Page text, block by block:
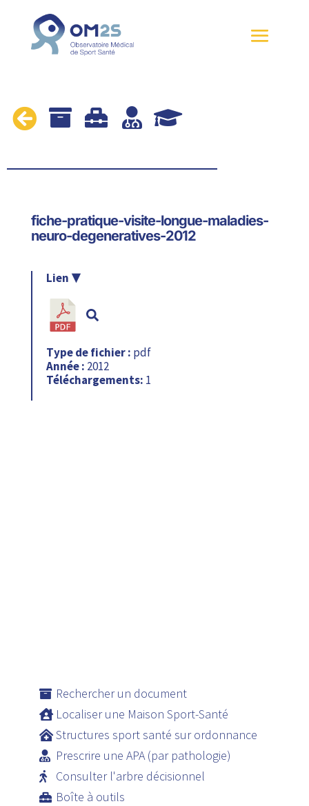
    
fiche-pratique-visite-longue-maladies-
neuro-degeneratives-2012
Type de fichier : pdf
Année : 2012
Téléchargements: 1
Rechercher un document
Localiser une Maison Sport-Santé
Structures sport santé sur ordonnance
Prescrire une APA (par pathologie)
Consulter l'arbre décisionnel
Boîte à outils